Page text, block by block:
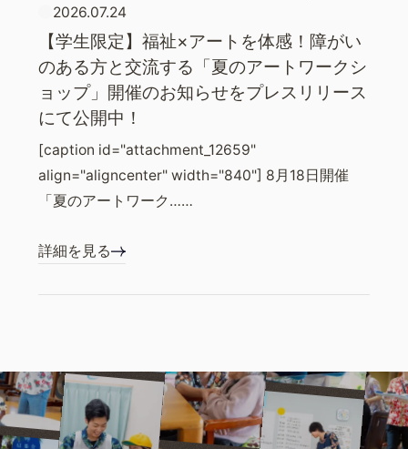
2026.07.24
【学生限定】福祉×アートを体感！障がい
のある方と交流する「夏のアートワークシ
ョップ」開催のお知らせをプレスリリース
にて公開中！
[caption id="attachment_12659"
align="aligncenter" width="840"] 8月18日開催
「夏のアートワーク……
詳細を見る